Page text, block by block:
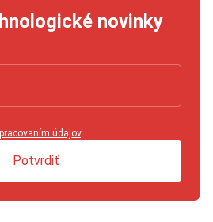
novinky
údajov.
Potvrdiť